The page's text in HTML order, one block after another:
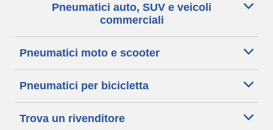
Pneumatici auto, SUV e veicoli
commerciali
Pneumatici moto e scooter
Pneumatici per bicicletta
Trova un rivenditore